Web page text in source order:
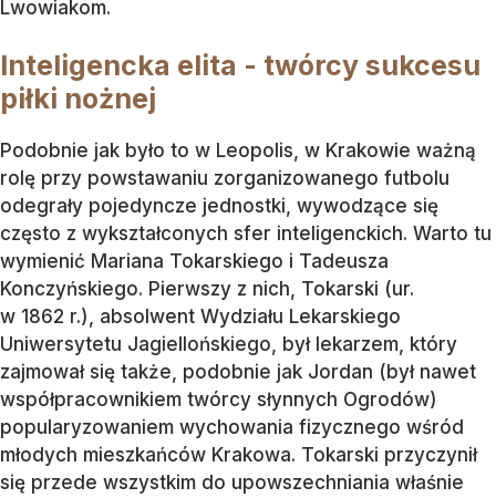
Lwowiakom.
Inteligencka elita - twórcy sukcesu
piłki nożnej
Podobnie jak było to w Leopolis, w Krakowie ważną
rolę przy powstawaniu zorganizowanego futbolu
odegrały pojedyncze jednostki, wywodzące się
często z wykształconych sfer inteligenckich. Warto tu
wymienić Mariana Tokarskiego i Tadeusza
Konczyńskiego. Pierwszy z nich, Tokarski (ur.
w 1862 r.), absolwent Wydziału Lekarskiego
Uniwersytetu Jagiellońskiego, był lekarzem, który
zajmował się także, podobnie jak Jordan (był nawet
współpracownikiem twórcy słynnych Ogrodów)
popularyzowaniem wychowania fizycznego wśród
młodych mieszkańców Krakowa. Tokarski przyczynił
się przede wszystkim do upowszechniania właśnie